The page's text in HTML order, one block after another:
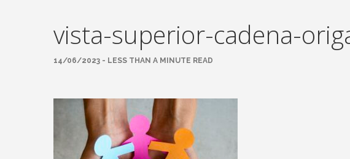
vista-superior-cadena-
14/06/2023 - LESS THAN A MINUTE READ